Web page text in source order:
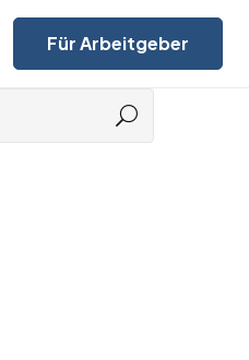
Für Arbeitgeber